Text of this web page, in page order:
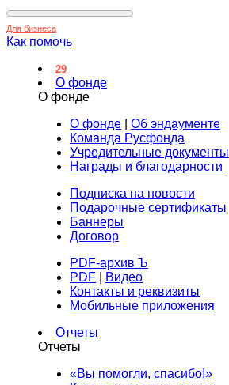
Для бизнеса
Как помочь
29
О фонде
О фонде
О фонде
Об эндаументе
Команда Русфонда
Учредительные документы
Награды и благодарности
Подписка на новости
Подарочные сертификаты
Баннеры
Договор
PDF-архив Ъ
PDF
Видео
Контакты и реквизиты
Мобильные приложения
Отчеты
Отчеты
«Вы помогли, спасибо!»